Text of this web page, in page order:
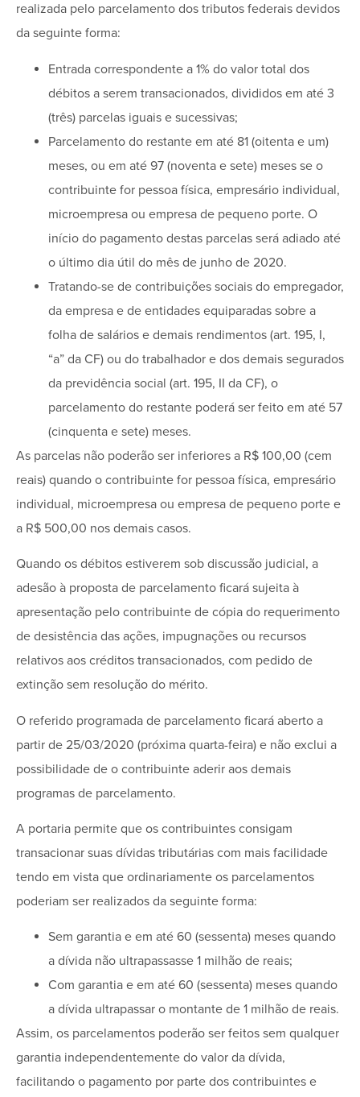
realizada pelo parcelamento dos tributos federais devidos
da seguinte forma:
Entrada correspondente a 1% do valor total dos
débitos a serem transacionados, divididos em até 3
(três) parcelas iguais e sucessivas;
Parcelamento do restante em até 81 (oitenta e um)
meses, ou em até 97 (noventa e sete) meses se o
contribuinte for pessoa física, empresário individual,
microempresa ou empresa de pequeno porte. O
início do pagamento destas parcelas será adiado até
o último dia útil do mês de junho de 2020.
Tratando-se de contribuições sociais do empregador,
da empresa e de entidades equiparadas sobre a
folha de salários e demais rendimentos (art. 195, I,
“a” da CF) ou do trabalhador e dos demais segurados
da previdência social (art. 195, II da CF), o
parcelamento do restante poderá ser feito em até 57
(cinquenta e sete) meses.
As parcelas não poderão ser inferiores a R$ 100,00 (cem
reais) quando o contribuinte for pessoa física, empresário
individual, microempresa ou empresa de pequeno porte e
a R$ 500,00 nos demais casos.
Quando os débitos estiverem sob discussão judicial, a
adesão à proposta de parcelamento ficará sujeita à
apresentação pelo contribuinte de cópia do requerimento
de desistência das ações, impugnações ou recursos
relativos aos créditos transacionados, com pedido de
extinção sem resolução do mérito.
O referido programada de parcelamento ficará aberto a
partir de 25/03/2020 (próxima quarta-feira) e não exclui a
possibilidade de o contribuinte aderir aos demais
programas de parcelamento.
A portaria permite que os contribuintes consigam
transacionar suas dívidas tributárias com mais facilidade
tendo em vista que ordinariamente os parcelamentos
poderiam ser realizados da seguinte forma:
Sem garantia e em até 60 (sessenta) meses quando
a dívida não ultrapassasse 1 milhão de reais;
Com garantia e em até 60 (sessenta) meses quando
a dívida ultrapassar o montante de 1 milhão de reais.
Assim, os parcelamentos poderão ser feitos sem qualquer
garantia independentemente do valor da dívida,
facilitando o pagamento por parte dos contribuintes e